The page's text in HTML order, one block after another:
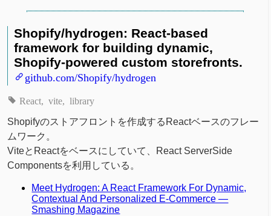
Shopify/hydrogen: React-based
framework for building dynamic,
Shopify-powered custom storefronts.
github.com/Shopify/hydrogen
React vite library
Shopifyのストアフロントを作成するReactベースのフレー
ムワーク。
ViteとReactをベースにしていて、React ServerSide
Componentsを利用している。
Meet Hydrogen: A React Framework For Dynamic,
Contextual And Personalized E-Commerce —
Smashing Magazine